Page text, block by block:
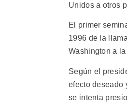
Unidos a otros
El primer
1996 de la
Washington a
Según el
efecto deseado
se intenta